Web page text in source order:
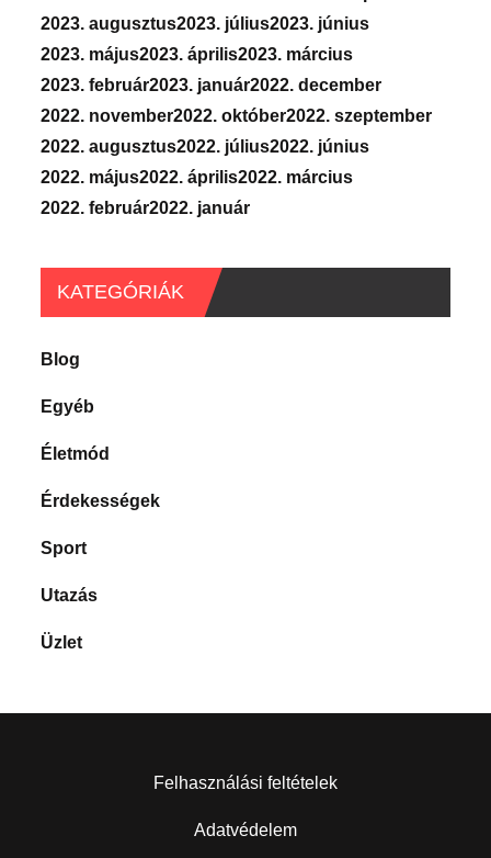
2023. augusztus2023. július2023. június
2023. május2023. április2023. március
2023. február2023. január2022. december
2022. november2022. október2022. szeptember
2022. augusztus2022. július2022. június
2022. május2022. április2022. március
2022. február2022. január
KATEGÓRIÁK
Blog
Egyéb
Életmód
Érdekességek
Sport
Utazás
Üzlet
Felhasználási feltételek
Adatvédelem